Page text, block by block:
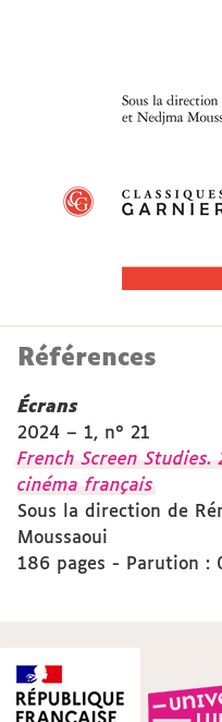
Références
Écrans
2024 – 1, n° 21
French Screen
cinéma français
Sous la direction de
Moussaoui
186 pages - Parution :